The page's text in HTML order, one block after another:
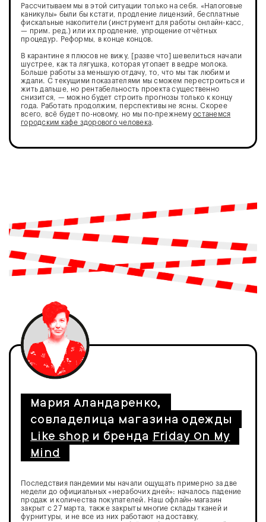
Рассчитываем мы в этой ситуации только на себя. «Налоговые
каникулы» были бы кстати, продление лицензий, бесплатные
фискальные накопители (инструмент для работы онлайн-касс,
— прим. ред.) или их продление, упрощение отчётных
процедур. Реформы, в конце концов.
В карантине я плюсов не вижу, [разве что] шевелиться начали
шустрее, как та лягушка, которая утопает в ведре молока.
Больше работы за меньшую отдачу, то, что мы так любим и
ждали. С текущими показателями мы сможем перестроиться и
жить дальше, но рентабельность проекта существенно
снизится, — можно будет строить прогнозы только к концу
года. Работать продолжим, перспективы не ясны. Скорее
всего, всё будет по-новому, но мы по-прежнемуостанемся
городским кафе здорового человека.
Мария Аландаренко,
совладелица магазина одежды
Like shop и бренда Friday On My
Mind
Последствия пандемии мы начали ощущать примерно за две
недели до официальных «нерабочих дней»: началось падение
продаж и количества покупателей. Наш офлайн-магазин
закрыт с 27 марта, также закрыты многие склады тканей и
фурнитуры, и не все из них работают на доставку,